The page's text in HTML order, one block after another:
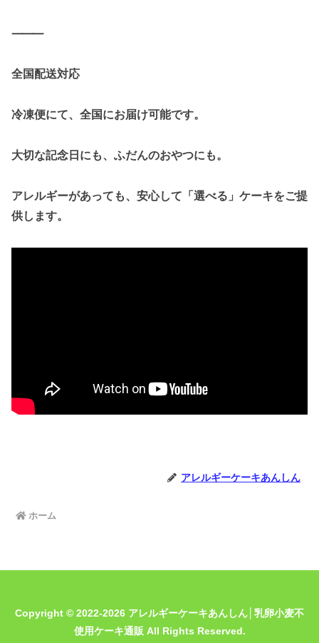
⸻
全国配送対応
冷凍便にて、全国にお届け可能です。
大切な記念日にも、ふだんのおやつにも。
アレルギーがあっても、安心して「選べる」ケーキをご提
供します。
アレルギーケーキあんしん
ホーム
Copyright © 2022-2026 アレルギーケーキあんしん│乳卵小麦不
使用ケーキ通販 All Rights Reserved.